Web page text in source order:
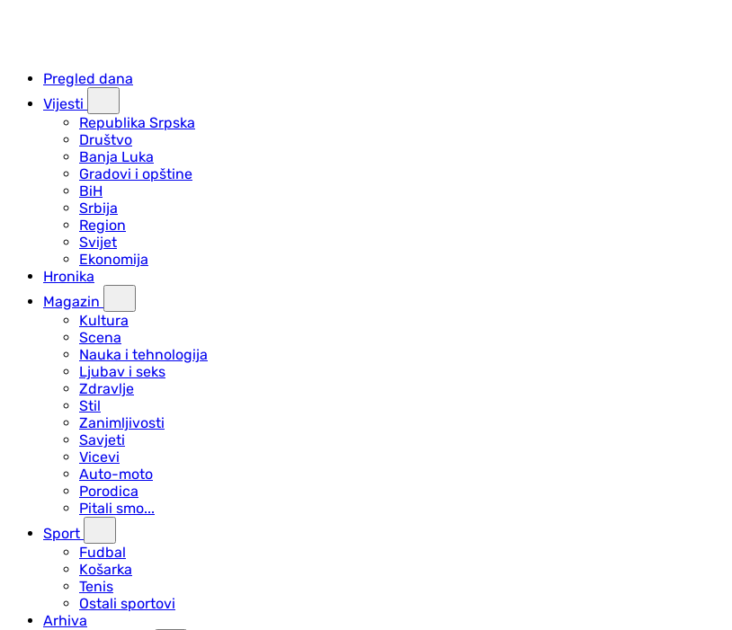
Pregled dana
Vijesti
Republika Srpska
Društvo
Banja Luka
Gradovi i opštine
BiH
Srbija
Region
Svijet
Ekonomija
Hronika
Magazin
Kultura
Scena
Nauka i tehnologija
Ljubav i seks
Zdravlje
Stil
Zanimljivosti
Savjeti
Vicevi
Auto-moto
Porodica
Pitali smo...
Sport
Fudbal
Košarka
Tenis
Ostali sportovi
Arhiva